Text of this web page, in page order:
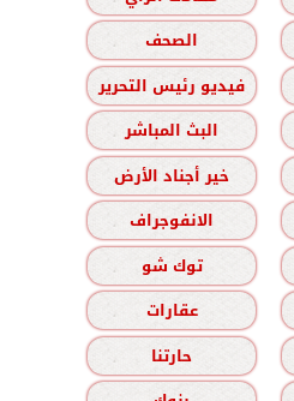
الصحف
فيديو رئيس التحرير
البث المباشر
خير أجناد الأرض
الانفوجراف
توك شو
عقارات
حارتنا